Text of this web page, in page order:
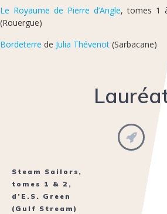
Le Royaume de Pierre d’Angle, tomes 1
(Rouergue)
Bordeterre de Julia Thévenot (Sarbacane)
Steam Sailors ,
tomes 1 & 2,
d’ E.S. Green
(Gulf Stream)